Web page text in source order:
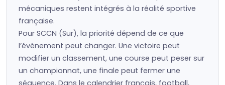
mécaniques restent intégrés à la réalité sportive
française.
Pour SCCN (Sur), la priorité dépend de ce que
l’événement peut changer. Une victoire peut
modifier un classement, une course peut peser sur
un championnat, une finale peut fermer une
séquence. Dans le calendrier français, football,